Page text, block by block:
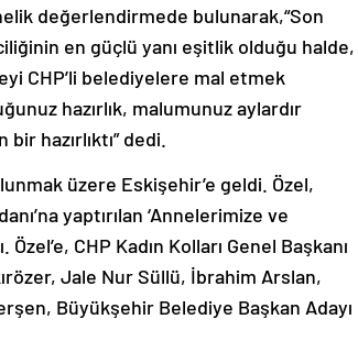
değerlendirmede bulunarak,“Son
en güçlü yanı eşitlik olduğu halde,
CHP’li belediyelere mal etmek
hazırlık, malumunuz aylardır
hazırlıktı” dedi.
üzere Eskişehir’e geldi. Özel,
yaptırılan ‘Annelerimize ve
Özel’e, CHP Kadın Kolları Genel Başkanı
Jale Nur Süllü, İbrahim Arslan,
Büyükşehir Belediye Başkan Adayı